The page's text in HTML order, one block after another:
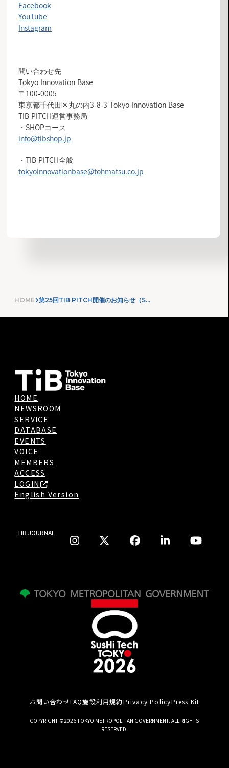
Facebook
YouTube
Instagram
問い合わせ先
Tokyo Innovation Base
〒100-0005
東京都千代田区丸の内3-8-3 Tokyo Innovation Base
TIB PITCH運営事務局
・SHOPコース
info@tibshop.jp
・TIB PITCH全般
tokyoinnovationbase@tohmatsu.co.jp
HOME 第25回TIB PITCH開催のお知らせ（SHOP出店希望者募集）
HOME
NEWSROOM
SERVICE
DATABASE
EVENTS
VOICE
MEMBERS
ACCESS
LOGIN
English Version
TIB JOURNAL
お問い合わせFAQ施設利用規約Privacy PolicyPress Kit
COPYRIGHT ©2026 TOKYO METROPOLITAN GOVERNMENT. ALL RIGHTS
RESERVED.